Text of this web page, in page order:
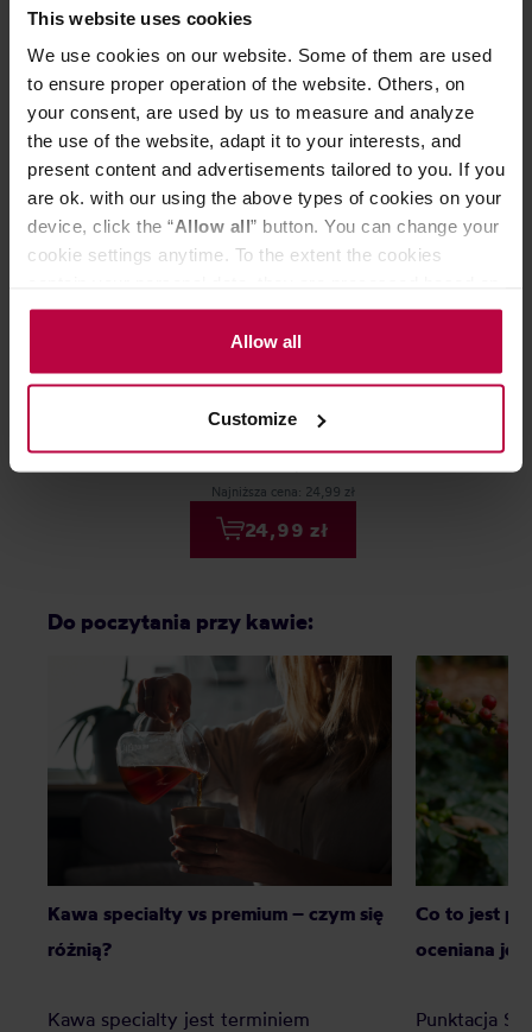
This website uses cookies
We use cookies on our website. Some of them are used
to ensure proper operation of the website. Others, on
your consent, are used by us to measure and analyze
the use of the website, adapt it to your interests, and
present content and advertisements tailored to you. If you
are ok. with our using the above types of cookies on your
device, click the “Allow all” button. You can change your
cookie settings anytime. To the extent the cookies
the controller’s (namely, ALL GOOD S.A., ul.
Mazowiecka 24I/U9, 78-100 Kołobrzeg) or third parties’
legitimate interests which are to ensure a high quality of
activities of the controller and authorized entities. More
information about cookies and the personal data
processing, including your rights, can be found in the
Allow all
Customize
Może Cię zainteresować
Bialetti - kawa mielona Perfetto
Moka Nocciola 250 g
Najniższa cena: 24,99 zł
24,99 zł
Moka Classico
Do poczytania przy kawie:
Kawa specialty vs premium – czym się
różnią?
Kawa specialty jest terminiem
Co to jest
oceniana
Punktacja